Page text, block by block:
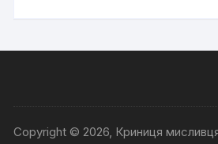
Copyright © 2026, Криниця